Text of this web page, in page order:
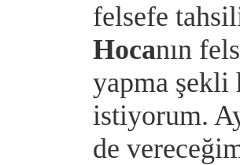
felsefe
Hocanın
yapma şekli
istiyorum.
de